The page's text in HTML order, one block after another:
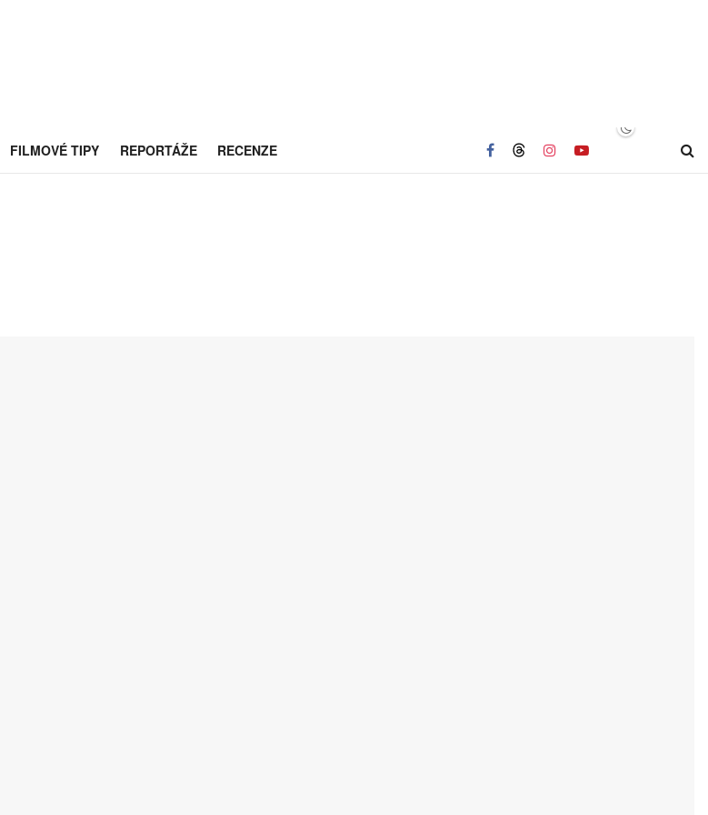
FILMOVÉ TIPY REPORTÁŽE RECENZE